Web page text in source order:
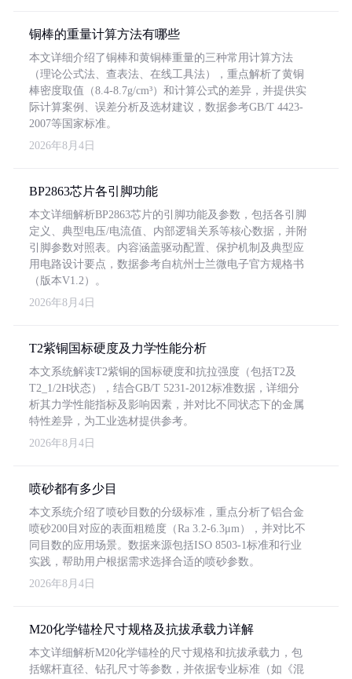
铜棒的重量计算方法有哪些
本文详细介绍了铜棒和黄铜棒重量的三种常用计算方法
（理论公式法、查表法、在线工具法），重点解析了黄铜
棒密度取值（8.4-8.7g/cm³）和计算公式的差异，并提供实
际计算案例、误差分析及选材建议，数据参考GB/T 4423-
2007等国家标准。
2026年8月4日
BP2863芯片各引脚功能
本文详细解析BP2863芯片的引脚功能及参数，包括各引脚
定义、典型电压/电流值、内部逻辑关系等核心数据，并附
引脚参数对照表。内容涵盖驱动配置、保护机制及典型应
用电路设计要点，数据参考自杭州士兰微电子官方规格书
（版本V1.2）。
2026年8月4日
T2紫铜国标硬度及力学性能分析
本文系统解读T2紫铜的国标硬度和抗拉强度（包括T2及
T2_1/2H状态），结合GB/T 5231-2012标准数据，详细分
析其力学性能指标及影响因素，并对比不同状态下的金属
特性差异，为工业选材提供参考。
2026年8月4日
喷砂都有多少目
本文系统介绍了喷砂目数的分级标准，重点分析了铝合金
喷砂200目对应的表面粗糙度（Ra 3.2-6.3μm），并对比不
同目数的应用场景。数据来源包括ISO 8503-1标准和行业
实践，帮助用户根据需求选择合适的喷砂参数。
2026年8月4日
M20化学锚栓尺寸规格及抗拔承载力详解
本文详细解析M20化学锚栓的尺寸规格和抗拔承载力，包
括螺杆直径、钻孔尺寸等参数，并依据专业标准（如《混